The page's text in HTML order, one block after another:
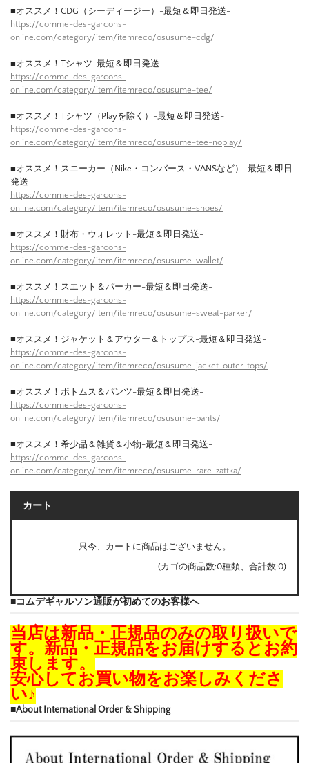
■オススメ！CDG（シーディージー）-最短＆即日発送-
https://comme-des-garcons-
online.com/category/item/itemreco/osusume-cdg/
■オススメ！Tシャツ-最短＆即日発送-
https://comme-des-garcons-
online.com/category/item/itemreco/osusume-tee/
■オススメ！Tシャツ（Playを除く）-最短＆即日発送-
https://comme-des-garcons-
online.com/category/item/itemreco/osusume-tee-noplay/
■オススメ！スニーカー（Nike・コンバース・VANSなど）-最短＆即日
発送-
https://comme-des-garcons-
online.com/category/item/itemreco/osusume-shoes/
■オススメ！財布・ウォレット-最短＆即日発送-
https://comme-des-garcons-
online.com/category/item/itemreco/osusume-wallet/
■オススメ！スエット＆パーカー-最短＆即日発送-
https://comme-des-garcons-
online.com/category/item/itemreco/osusume-sweat-parker/
■オススメ！ジャケット＆アウター＆トップス-最短＆即日発送-
https://comme-des-garcons-
online.com/category/item/itemreco/osusume-jacket-outer-tops/
■オススメ！ボトムス＆パンツ-最短＆即日発送-
https://comme-des-garcons-
online.com/category/item/itemreco/osusume-pants/
■オススメ！希少品＆雑貨＆小物-最短＆即日発送-
https://comme-des-garcons-
online.com/category/item/itemreco/osusume-rare-zattka/
カート
只今、カートに商品はございません。
(カゴの商品数:0種類、合計数:0)
■コムデギャルソン通販が初めてのお客様へ
当店は新品・正規品のみの取り扱いで
す。新品・正規品をお届けするとお約
束します。
安心してお買い物をお楽しみくださ
い♪
■About International Order & Shipping